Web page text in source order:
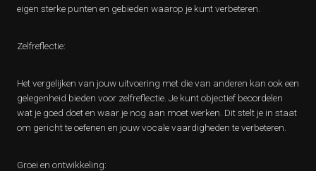
eigen sterke punten en gebieden waarop je kunt verbeteren.
Zelfreflectie:
Het vergelijken van jouw uitvoering met die van anderen kan ook een
gelegenheid bieden voor zelfreflectie. Je kunt objectief beoordelen
wat je goed doet en waar je nog aan moet werken. Dit stelt je in staat
om gericht te oefenen en jouw vocale vaardigheden te verbeteren.
Groei en ontwikkeling: